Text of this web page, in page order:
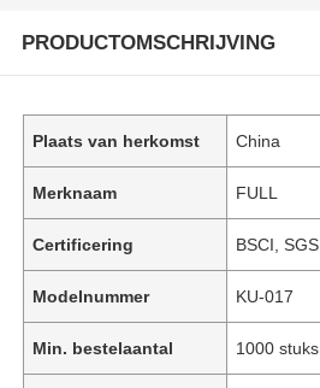
PRODUCTOMSCHRIJVING
Plaats van herkomst China
Merknaam FULL
Certificering BSCI, SGS
Modelnummer KU-017
Min. bestelaantal 1000 stuks